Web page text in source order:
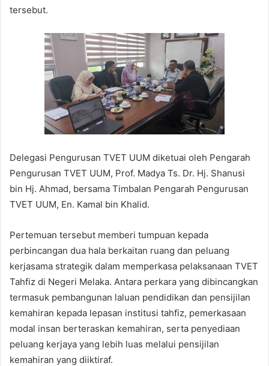
tersebut.
Delegasi Pengurusan TVET UUM diketuai oleh Pengarah
Pengurusan TVET UUM, Prof. Madya Ts. Dr. Hj. Shanusi
bin Hj. Ahmad, bersama Timbalan Pengarah Pengurusan
TVET UUM, En. Kamal bin Khalid.
Pertemuan tersebut memberi tumpuan kepada
perbincangan dua hala berkaitan ruang dan peluang
kerjasama strategik dalam memperkasa pelaksanaan TVET
Tahfiz di Negeri Melaka. Antara perkara yang dibincangkan
termasuk pembangunan laluan pendidikan dan pensijilan
kemahiran kepada lepasan institusi tahfiz, pemerkasaan
modal insan berteraskan kemahiran, serta penyediaan
peluang kerjaya yang lebih luas melalui pensijilan
kemahiran yang diiktiraf.